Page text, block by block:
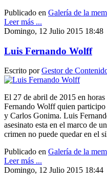
Publicado en Galería de la
Leer más ...
Domingo, 12 Julio 2015 18:48
Luis Fernando Wolff
Escrito porGestor de
El 27 de abril de 2015 en
Fernando Wolff quien
y Carlos Gonima. Luis
asesinato esta en el marco de
crimen no puede quedar en el
Publicado en Galería de la
Leer más ...
Domingo, 12 Julio 2015 18:44